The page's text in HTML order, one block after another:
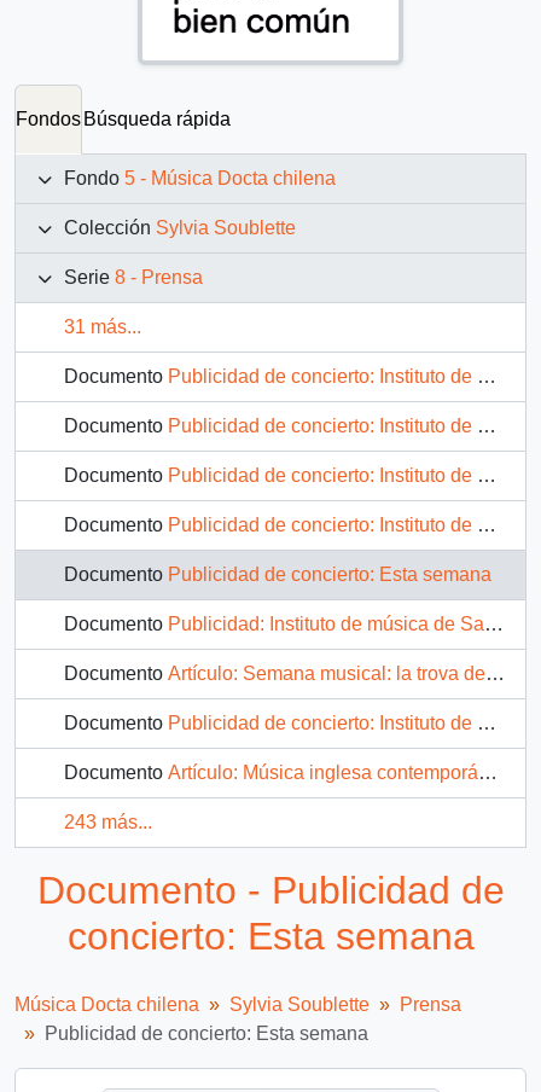
Fondos Búsqueda rápida
Fondo 5 - Música Docta chilena
Colección Sylvia Soublette
Serie 8 - Prensa
31 más...
Documento Publicidad de concierto: Instituto de música de Santiago. Instituto Cultural de providencia. Ocho conciertos temporada 1998.
Documento Publicidad de concierto: Instituto de música de Santiago. Instituto Cultural de providencia. Siete conciertos temporada 1998.
Documento Publicidad de concierto: Instituto de música de Santiago. Instituto Cultural de providencia. Cuarteto de cuerdas Piano-Flauta.
Documento Publicidad de concierto: Instituto de música de Santiago. Primer concierto de temporada 1999
Documento Publicidad de concierto: Esta semana
Documento Publicidad: Instituto de música de Santiago. Cursos 1999
Documento Artículo: Semana musical: la trova de la Rosa. Conjunto de música antigua
Documento Publicidad de concierto: Instituto de música de Santiago. Instituto Cultural de providencia. Conjunto de Música antigua
Documento Artículo: Música inglesa contemporánea
243 más...
Documento - Publicidad de
concierto: Esta semana
Música Docta chilena Sylvia Soublette
Prensa
Publicidad de concierto: Esta semana